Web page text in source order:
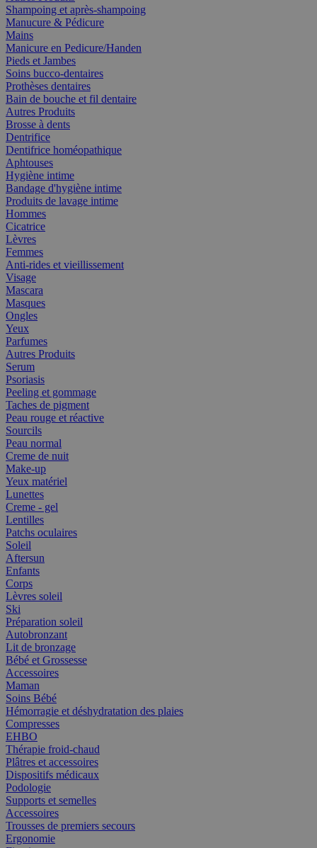
Shampoing et après-shampoing
Manucure & Pédicure
Mains
Manicure en Pedicure/Handen
Pieds et Jambes
Soins bucco-dentaires
Prothèses dentaires
Bain de bouche et fil dentaire
Autres Produits
Brosse à dents
Dentrifice
Dentifrice homéopathique
Aphtouses
Hygiène intime
Bandage d'hygiène intime
Produits de lavage intime
Hommes
Cicatrice
Lèvres
Femmes
Anti-rides et vieillissement
Visage
Mascara
Masques
Ongles
Yeux
Parfumes
Autres Produits
Serum
Psoriasis
Peeling et gommage
Taches de pigment
Peau rouge et réactive
Sourcils
Peau normal
Creme de nuit
Make-up
Yeux matériel
Lunettes
Creme - gel
Lentilles
Patchs oculaires
Soleil
Aftersun
Enfants
Corps
Lèvres soleil
Ski
Préparation soleil
Autobronzant
Lit de bronzage
Bébé et Grossesse
Accessoires
Maman
Soins Bébé
Hémorragie et déshydratation des plaies
Compresses
EHBO
Thérapie froid-chaud
Plâtres et accessoires
Dispositifs médicaux
Podologie
Supports et semelles
Accessoires
Trousses de premiers secours
Ergonomie